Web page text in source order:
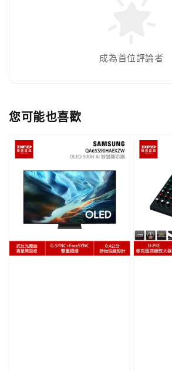
成為首位評論者
您可能也喜歡